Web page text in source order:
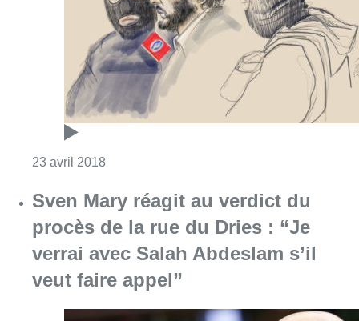
procès de la rue du Dries : “Je
verrai avec Salah Abdeslam s’il
veut faire appel”